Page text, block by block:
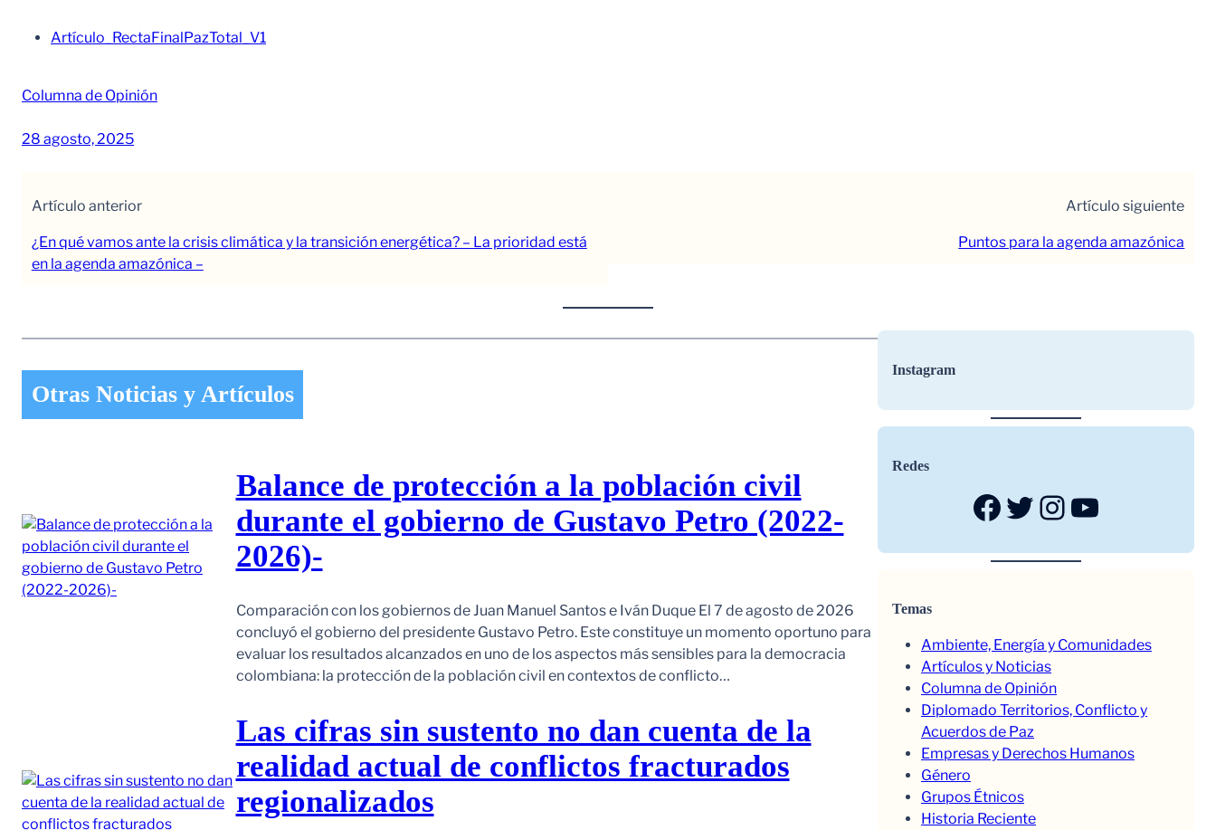
Artículo_RectaFinalPazTotal_V1
Columna de Opinión
28 agosto, 2025
Artículo anterior
¿En qué vamos ante la crisis climática y la transición energética? – La prioridad está
en la agenda amazónica –
Artículo siguiente
Puntos para la agenda amazónica
Otras Noticias y Artículos
Balance de protección a la población civil
durante el gobierno de Gustavo Petro (2022-
2026)-
Comparación con los gobiernos de Juan Manuel Santos e Iván Duque El 7 de agosto de 2026
concluyó el gobierno del presidente Gustavo Petro. Este constituye un momento oportuno para
evaluar los resultados alcanzados en uno de los aspectos más sensibles para la democracia
colombiana: la protección de la población civil en contextos de conflicto…
Las cifras sin sustento no dan cuenta de la
realidad actual de conflictos fracturados
regionalizados
Instagram
Redes
Facebook Twitter InstagramYouTube
Temas
Ambiente, Energía y Comunidades
Artículos y Noticias
Columna de Opinión
Diplomado Territorios, Conflicto y
Acuerdos de Paz
Empresas y Derechos Humanos
Género
Grupos Étnicos
Historia Reciente